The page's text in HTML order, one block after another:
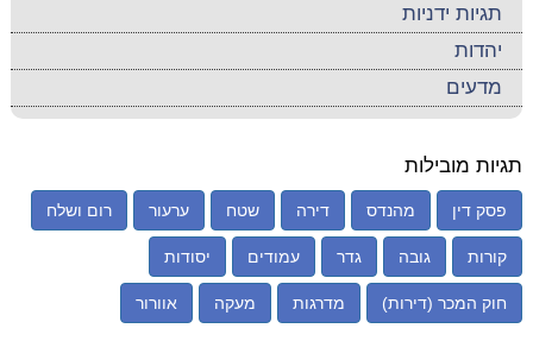
תגיות ידניות
יהדות
מדעים
תגיות מובילות
פסק דין מהנדס דירה שטח ערעור רום ושלח
קורות גובה גדר עמודים יסודות
חוק המכר (דירות) מדרגות מעקה אוורור